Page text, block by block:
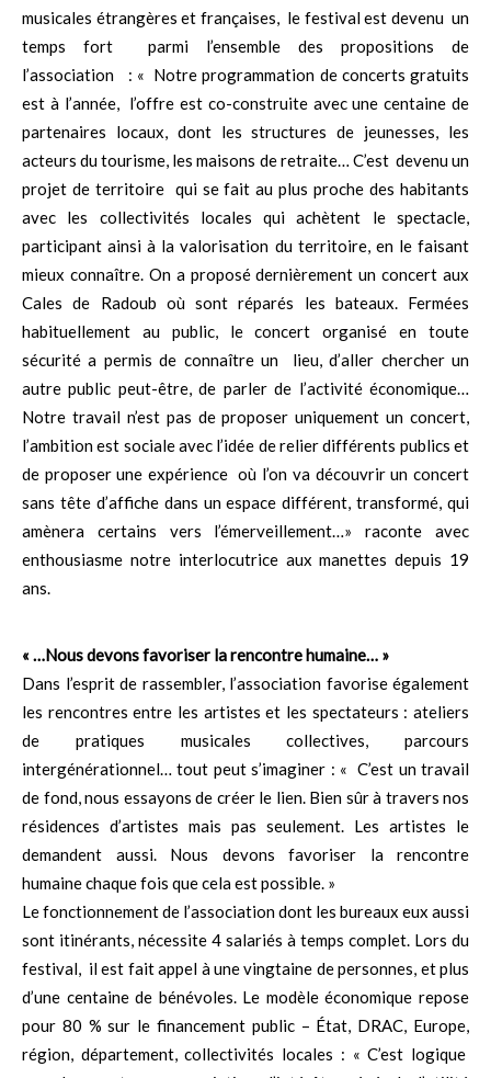
musicales étrangères et françaises, le festival est devenu un
temps fort parmi l’ensemble des propositions de
l’association : « Notre programmation de concerts gratuits
est à l’année, l’offre est co-construite avec une centaine de
partenaires locaux, dont les structures de jeunesses, les
acteurs du tourisme, les maisons de retraite… C’est devenu un
projet de territoire qui se fait au plus proche des habitants
avec les collectivités locales qui achètent le spectacle,
participant ainsi à la valorisation du territoire, en le faisant
mieux connaître. On a proposé dernièrement un concert aux
Cales de Radoub où sont réparés les bateaux. Fermées
habituellement au public, le concert organisé en toute
sécurité a permis de connaître un lieu, d’aller chercher un
autre public peut-être, de parler de l’activité économique…
Notre travail n’est pas de proposer uniquement un concert,
l’ambition est sociale avec l’idée de relier différents publics et
de proposer une expérience où l’on va découvrir un concert
sans tête d’affiche dans un espace différent, transformé, qui
amènera certains vers l’émerveillement…» raconte avec
enthousiasme notre interlocutrice aux manettes depuis 19
ans.
« …Nous devons favoriser la rencontre humaine… »
Dans l’esprit de rassembler, l’association favorise également
les rencontres entre les artistes et les spectateurs : ateliers
de pratiques musicales collectives, parcours
intergénérationnel… tout peut s’imaginer : « C’est un travail
de fond, nous essayons de créer le lien. Bien sûr à travers nos
résidences d’artistes mais pas seulement. Les artistes le
demandent aussi. Nous devons favoriser la rencontre
humaine chaque fois que cela est possible. »
Le fonctionnement de l’association dont les bureaux eux aussi
sont itinérants, nécessite 4 salariés à temps complet. Lors du
festival, il est fait appel à une vingtaine de personnes, et plus
d’une centaine de bénévoles. Le modèle économique repose
pour 80 % sur le financement public – État, DRAC, Europe,
région, département, collectivités locales : « C’est logique